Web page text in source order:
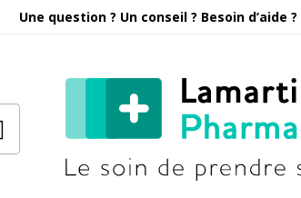
Une question ? Un conseil ? Besoin d’aide ?